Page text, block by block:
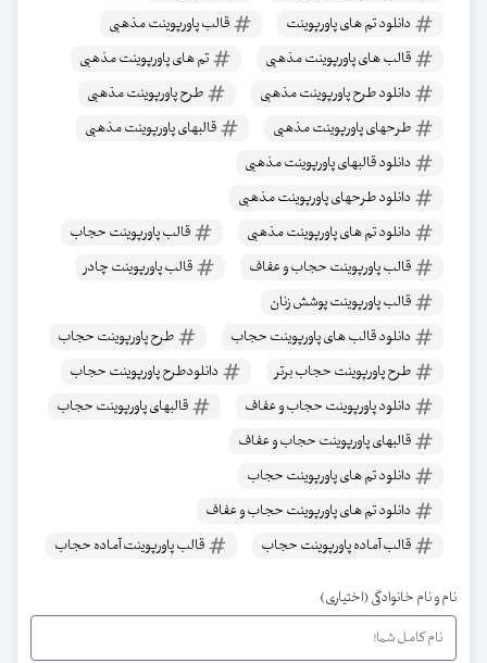
دانلود تم های پاورپوینت
قالب پاورپوینت مذهبی
قالب های پاورپوینت مذهبی
تم های پاورپوینت مذهبی
دانلود طرح پاورپوینت مذهبی
طرح پاورپوینت مذهبی
طرحهای پاورپوینت مذهبی
قالبهای پاورپوینت مذهبی
دانلود قالبهای پاورپوینت مذهبی
دانلود طرحهای پاورپوینت مذهبی
دانلود تم های پاورپوینت مذهبی
قالب پاورپوینت حجاب
قالب پاورپوینت حجاب و عفاف
قالب پاورپوینت چادر
قالب پاورپوینت پوشش زنان
دانلود قالب های پاورپوینت حجاب
طرح پاورپوینت حجاب
طرح پاورپوینت حجاب برتر
دانلودطرح پاورپوینت حجاب
دانلود پاورپوینت حجاب و عفاف
قالبهای پاورپوینت حجاب
قالبهای پاورپوینت حجاب و عفاف
دانلود تم های پاورپوینت حجاب
دانلود تم های پاورپوینت حجاب و عفاف
قالب آماده پاورپوینت حجاب
قالب پاورپوینت آماده حجاب
نام و نام خانوادگی (اختیاری)